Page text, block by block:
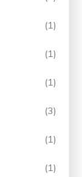
(1)
(1)
(1)
(3)
(1)
(1)